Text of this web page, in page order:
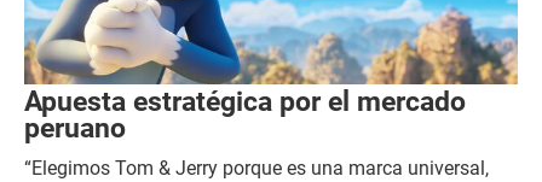
Apuesta estratégica por el mercado
peruano
“Elegimos Tom & Jerry porque es una marca universal,